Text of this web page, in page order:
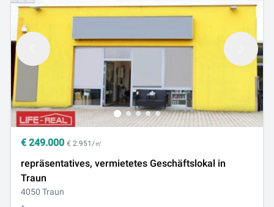
€ 249.000 € 2.951/㎡
repräsentatives, vermietetes Geschäftslokal in
Traun
4050 Traun